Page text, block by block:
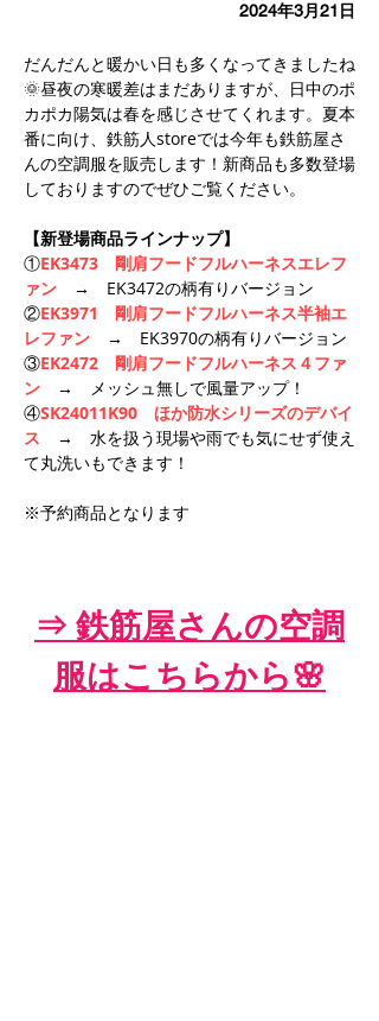
2024年3月21日
だんだんと暖かい日も多くなってきましたね
🌞昼夜の寒暖差はまだありますが、日中のポ
カポカ陽気は春を感じさせてくれます。夏本
番に向け、鉄筋人storeでは今年も鉄筋屋さ
んの空調服を販売します！新商品も多数登場
しておりますのでぜひご覧ください。
【新登場商品ラインナップ】
①EK3473　剛肩フードフルハーネスエレフ
ァン
→
EK3472の柄有りバージョン
②EK3971　剛肩フードフルハーネス半袖エ
レファン
→
EK3970の柄有りバージョン
③EK2472　剛肩フードフルハーネス４ファ
ン
→
メッシュ無しで風量アップ！
④SK24011K90　ほか防水シリーズのデバイ
ス
→
水を扱う現場や雨でも気にせず使え
て丸洗いもできます！
​※予約商品となります
⇒ 鉄筋屋さんの空調
服はこちらから🌸